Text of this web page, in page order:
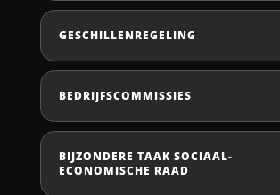
GESCHILLENREGELING
BEDRIJFSCOMMISSIES
BIJZONDERE TAAK SOCIAAL-
ECONOMISCHE RAAD